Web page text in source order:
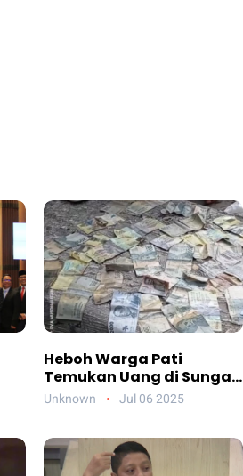
Heboh Warga Pati
Temukan Uang di Sungai,
Netizen Sebut Fenomena
Unknown Jul 06 2025